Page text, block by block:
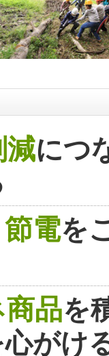
減につ
節電を
品を
がけ